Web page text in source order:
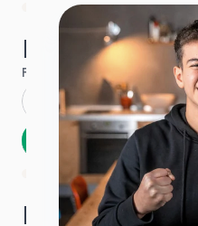
1 ud af 9 for at
Hvad hedder
Fornavn
Opbevares sikkert -
1 ud af 9 for at
Hvordan